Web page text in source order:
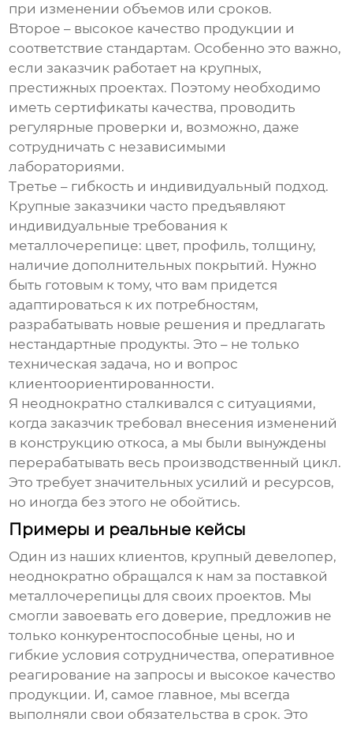
при изменении объемов или сроков.
Второе – высокое качество продукции и
соответствие стандартам. Особенно это важно,
если заказчик работает на крупных,
престижных проектах. Поэтому необходимо
иметь сертификаты качества, проводить
регулярные проверки и, возможно, даже
сотрудничать с независимыми
лабораториями.
Третье – гибкость и индивидуальный подход.
Крупные заказчики часто предъявляют
индивидуальные требования к
металлочерепице: цвет, профиль, толщину,
наличие дополнительных покрытий. Нужно
быть готовым к тому, что вам придется
адаптироваться к их потребностям,
разрабатывать новые решения и предлагать
нестандартные продукты. Это – не только
техническая задача, но и вопрос
клиентоориентированности.
Я неоднократно сталкивался с ситуациями,
когда заказчик требовал внесения изменений
в конструкцию откоса, а мы были вынуждены
перерабатывать весь производственный цикл.
Это требует значительных усилий и ресурсов,
но иногда без этого не обойтись.
Примеры и реальные кейсы
Один из наших клиентов, крупный девелопер,
неоднократно обращался к нам за поставкой
металлочерепицы для своих проектов. Мы
смогли завоевать его доверие, предложив не
только конкурентоспособные цены, но и
гибкие условия сотрудничества, оперативное
реагирование на запросы и высокое качество
продукции. И, самое главное, мы всегда
выполняли свои обязательства в срок. Это